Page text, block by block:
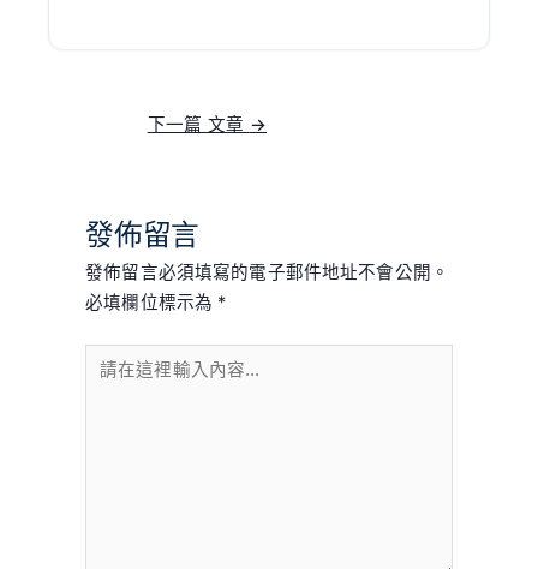
下一篇 文章 →
發佈留言
發佈留言必須填寫的電子郵件地址不會公開。
必填欄位標示為 *
請